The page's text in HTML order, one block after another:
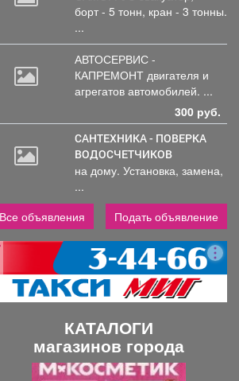
руб.
Кровать «Агата» без
подъёмного
механизма24990 руб.
125T-10»
борт - 5 тонн, кран - 3 тонны.
...
АВТОСЕРВИС -
КАПРЕМОНТ двигателя и
агрегатов автомобилей. ...
300 руб.
САНТЕХНИКА - ПОВЕРКА
ВОДОСЧЕТЧИКОВ
на дому. Установка, замена,
...
Все объявления
Подать объявление
КАТАЛОГИ
магазинов города